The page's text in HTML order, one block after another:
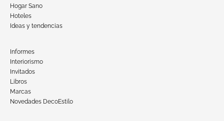
Hogar Sano
Hoteles
Ideas y tendencias
Informes
Interiorismo
Invitados
Libros
Marcas
Novedades DecoEstilo